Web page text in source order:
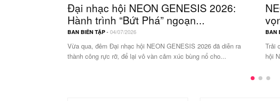
Đại nhạc hội NEON GENESIS 2026:
Hành trình “Bứt Phá” ngoạn...
BAN BIÊN TẬP - 04/07/2026
Vừa qua, đêm Đại nhạc hội NEON GENESIS 2026 đã diễn ra
thành công rực rỡ, để lại vô vàn cảm xúc bùng nổ cho...
BAN
Trải
hội